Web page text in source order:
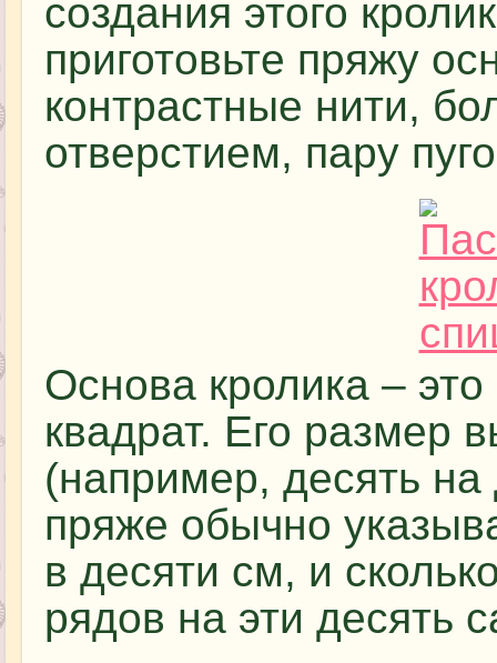
создания этого
приготовьте пряжу
контрастные нити,
отверстием, пару
Основа кролика –
квадрат. Его размер
(например, десять
пряже обычно
в десяти см, и
рядов на эти десять